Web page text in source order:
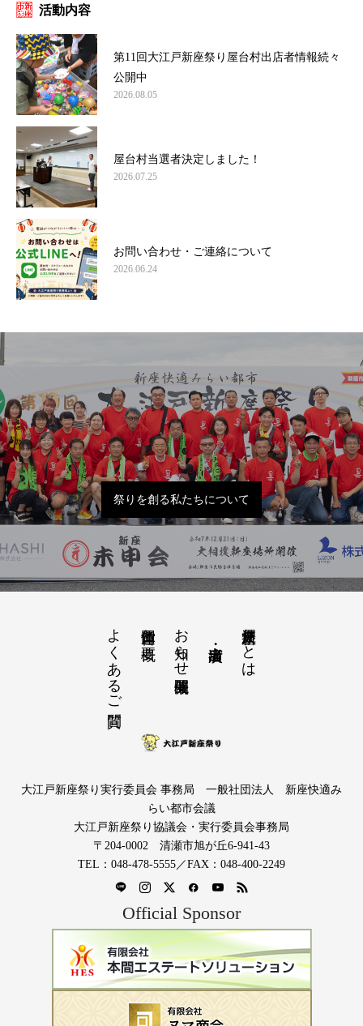
活動内容
第11回大江戸新座祭り屋台村出店者情報続々
公開中
2026.08.05
屋台村当選者決定しました！
2026.07.25
お問い合わせ・ご連絡について
2026.06.24
祭りを創る私たちについて
大江戸新座祭りとは
お知らせ開催概要
運営団体と概要
よくあるご質問
大江戸新座祭り実行委員会 事務局 一般社団法人 新座快適み
らい都市会議
大江戸新座祭り協議会・実行委員会事務局
〒204-0002 清瀬市旭が丘6-941-43
TEL：048-478-5555／FAX：048-400-2249
Official Sponsor